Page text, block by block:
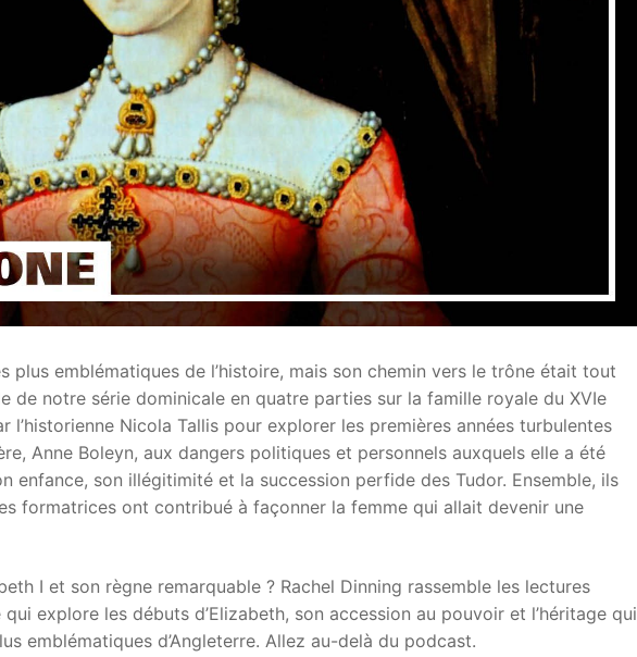
plus emblématiques de l’histoire, mais son chemin vers le trône était tout
de notre série dominicale en quatre parties sur la famille royale du XVIe
l’historienne Nicola Tallis pour explorer les premières années turbulentes
Anne Boleyn, aux dangers politiques et personnels auxquels elle a été
enfance, son illégitimité et la succession perfide des Tudor. Ensemble, ils
formatrices ont contribué à façonner la femme qui allait devenir une
I et son règne remarquable ? Rachel Dinning rassemble les lectures
qui explore les débuts d’Elizabeth, son accession au pouvoir et l’héritage qui
emblématiques d’Angleterre. Allez au-delà du podcast.